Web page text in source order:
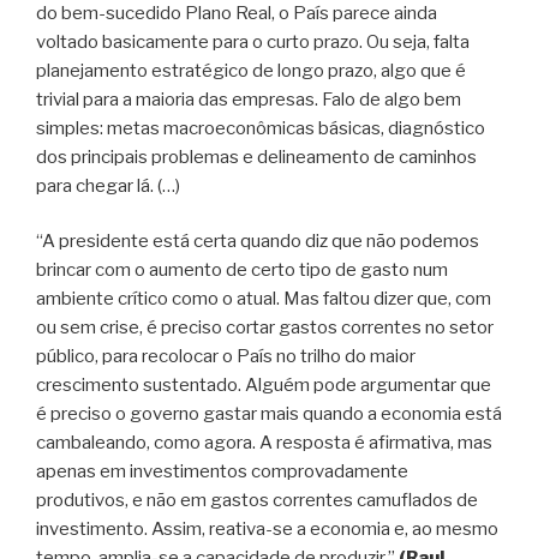
do bem-sucedido Plano Real, o País parece ainda
voltado basicamente para o curto prazo. Ou seja, falta
planejamento estratégico de longo prazo, algo que é
trivial para a maioria das empresas. Falo de algo bem
simples: metas macroeconômicas básicas, diagnóstico
dos principais problemas e delineamento de caminhos
para chegar lá. (…)
“A presidente está certa quando diz que não podemos
brincar com o aumento de certo tipo de gasto num
ambiente crítico como o atual. Mas faltou dizer que, com
ou sem crise, é preciso cortar gastos correntes no setor
público, para recolocar o País no trilho do maior
crescimento sustentado. Alguém pode argumentar que
é preciso o governo gastar mais quando a economia está
cambaleando, como agora. A resposta é afirmativa, mas
apenas em investimentos comprovadamente
produtivos, e não em gastos correntes camuflados de
investimento. Assim, reativa-se a economia e, ao mesmo